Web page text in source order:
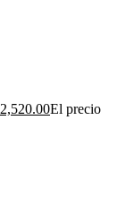
2,520.00El precio